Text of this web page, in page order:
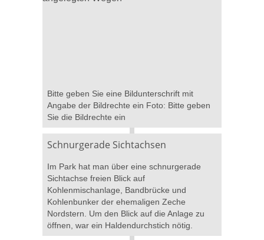
Bitte geben Sie eine Bildunterschrift mit
Angabe der Bildrechte ein Foto: Bitte geben
Sie die Bildrechte ein
Schnurgerade Sichtachsen
Im Park hat man über eine schnurgerade
Sichtachse freien Blick auf
Kohlenmischanlage, Bandbrücke und
Kohlenbunker der ehemaligen Zeche
Nordstern. Um den Blick auf die Anlage zu
öffnen, war ein Haldendurchstich nötig.